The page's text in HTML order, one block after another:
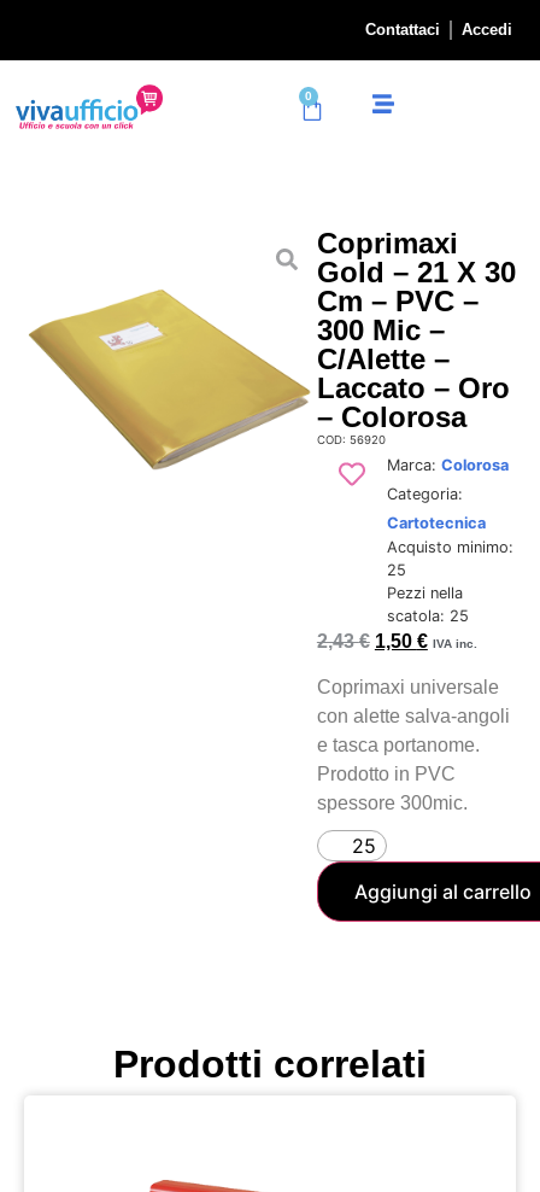
Contattaci Accedi
0
Coprimaxi
Gold – 21 X 30
Cm – PVC –
300 Mic –
C/alette –
Laccato – Oro
– Colorosa
COD: 56920
Marca: Colorosa
Categoria:
Cartotecnica
Acquisto minimo:
25
Pezzi nella
scatola: 25
2,43€ 1,50 € IVA inc.
Coprimaxi universale
con alette salva-angoli
e tasca portanome.
Prodotto in PVC
spessore 300mic.
Aggiungi al carrello
Prodotti correlati